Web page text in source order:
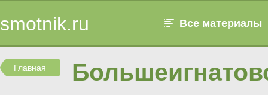
smotnik.ru Все материалы
Главная